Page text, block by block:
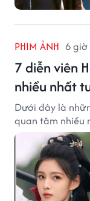
PHIM ẢNH 6
7 diễn viên
nhiều nhất
Dưới đây là
quan tâm nhiều